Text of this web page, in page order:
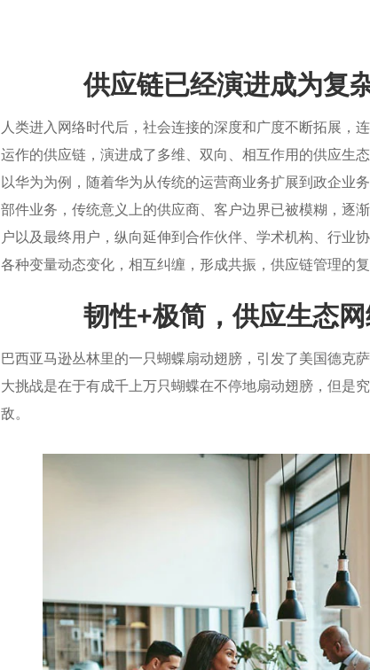
供应链已经演进成为复
人类进入网络时代后，社会连接的深度和广度不断拓展，
运作的供应链，演进成了多维、双向、相互作用的供应生态
以华为为例，随着华为从传统的运营商业务扩展到政企业
部件业务，传统意义上的供应商、客户边界已被模糊，逐
户以及最终用户，纵向延伸到合作伙伴、学术机构、行业
各种变量动态变化，相互纠缠，形成共振，供应链管理的复
韧性+极简，供应生态
巴西亚马逊丛林里的一只蝴蝶扇动翅膀，引发了美国德克
大挑战是在于有成千上万只蝴蝶在不停地扇动翅膀，但是
敌。